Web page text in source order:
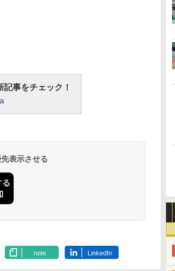
事をチェック！
表示させる
note LinkedIn